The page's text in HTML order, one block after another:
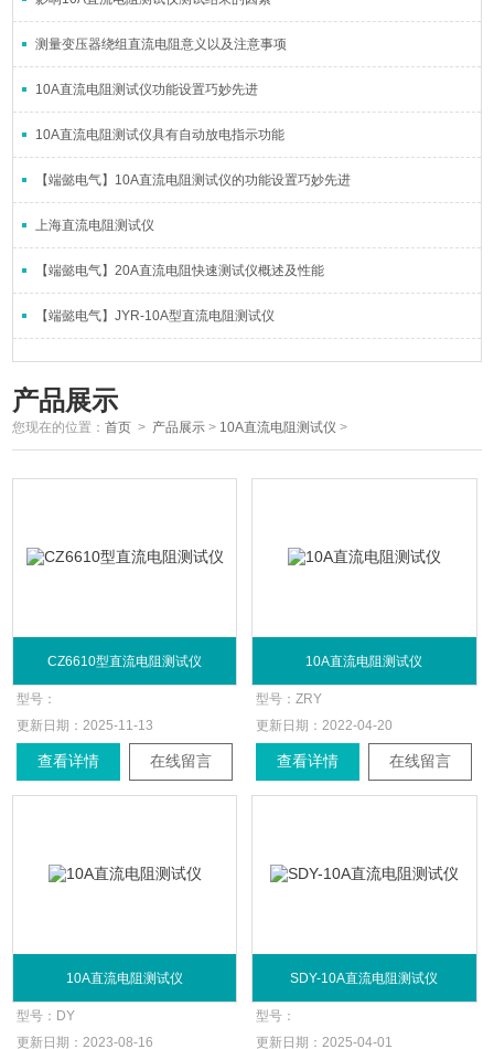
测量变压器绕组直流电阻意义以及注意事项
10A直流电阻测试仪功能设置巧妙先进
10A直流电阻测试仪具有自动放电指示功能
【端懿电气】10A直流电阻测试仪的功能设置巧妙先进
上海直流电阻测试仪
【端懿电气】20A直流电阻快速测试仪概述及性能
【端懿电气】JYR-10A型直流电阻测试仪
产品展示
您现在的位置：首页 > 产品展示 > 10A直流电阻测试仪 >
CZ6610型直流电阻测试仪
型号：
更新日期： 2025-11-13
查看详情 在线留言
10A直流电阻测试仪
型号： ZRY
更新日期： 2022-04-20
查看详情 在线留言
10A直流电阻测试仪
型号： DY
更新日期： 2023-08-16
SDY-10A直流电阻测试仪
型号：
更新日期： 2025-04-01